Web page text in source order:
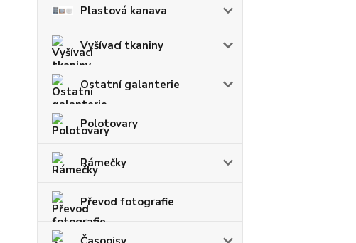
Plastová kanava
Vyšívací tkaniny
Ostatní galanterie
Polotovary
Rámečky
Převod fotografie